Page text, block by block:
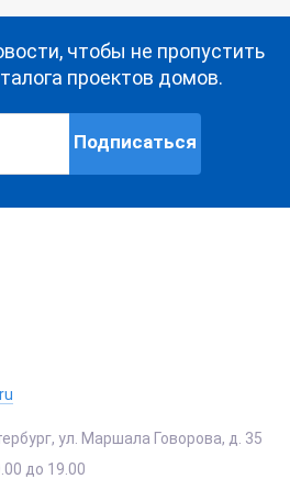
чтобы не пропустить
проектов домов.
Подписаться
, ул. Маршала Говорова, д. 35
до 19.00